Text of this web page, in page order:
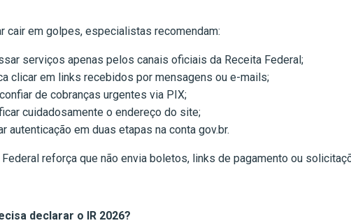
cair em golpes, especialistas recomendam:
serviços apenas pelos canais oficiais da Receita Federal;
clicar em links recebidos por mensagens ou e-mails;
de cobranças urgentes via PIX;
cuidadosamente o endereço do site;
autenticação em duas etapas na conta gov.br.
Federal reforça que não envia boletos, links de pagamento ou
declarar o IR 2026?